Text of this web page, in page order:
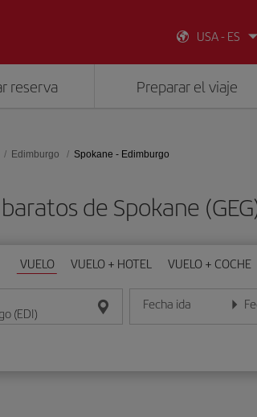
USA - ES
reserva Preparar el viaje
Edimburgo Spokane - Edimburgo
de Spokane
VUELO VUELO + HOTEL VUELO + COCHE
Fecha ida
Introduce la fecha en